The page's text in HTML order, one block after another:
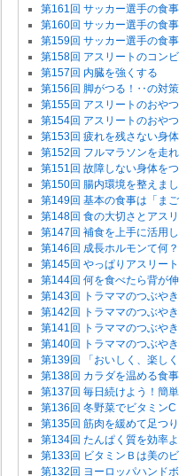
第161回 サッカー選手の食
第160回 サッカー選手の食
第159回 サッカー選手の食
第158回 アスリートのコン
第157回 内臓を強くする
第156回 脚がつる！‥の対策
第155回 アスリートのおや
第154回 アスリートのおや
第153回 疲れを残さない身体
第152回 フルマラソンを走
第151回 故障しない身体をつ
第150回 腸内環境を整えまし
第149回 基本の食事は「ま
第148回 食の大切さとアス
第147回 補食を上手に活用し
第146回 成長ホルモンて何？
第145回 やっぱりアスリー
第144回 何を食べたら背が
第143回 トラママのつぶや
第142回 トラママのつぶや
第141回 トラママのつぶや
第140回 トラママのつぶや
第139回 「おいしく、楽し
第138回 カラダを温める食
第137回 毎日続けよう！簡
第136回 冬野菜でビタミンC
第135回 筋肉を緩めて足つり
第134回 たんぱく質を効率
第133回 ビタミンＢは美
第132回 ヨーロッパハンド